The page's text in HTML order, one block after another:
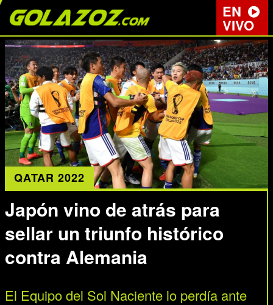
EN
VIVO
QATAR 2022
Japón vino de atrás para
sellar un triunfo histórico
contra Alemania
El Equipo del Sol Naciente lo perdía ante